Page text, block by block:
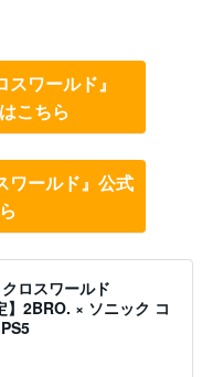
スワールド』
こちら
ワールド』公式
ロスワールド
】2BRO. × ソニック コ